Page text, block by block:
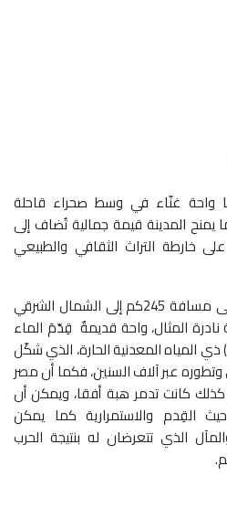
واحة غنّاء في وسط صحراء قاحلة
يمنح المدينة قيمة جمالية تُضاف إلى
على خارطة التراث الثقافي والطبيعي
ففي قلب البادية السورية وعلى مسافة 245كم إلى الشمال الشرقي
المثال، واحة قديمةٌ قِدّمَ الماء
المياه المعدنية الحارة، الذي شكّل
عبر آلاف السنين، فكما أن مصر
كانت تدمر هبة أفقا، ويمكن أن
والاستمرارية كما يمكن
الذي تتعرضان له بنتيجة الحرب